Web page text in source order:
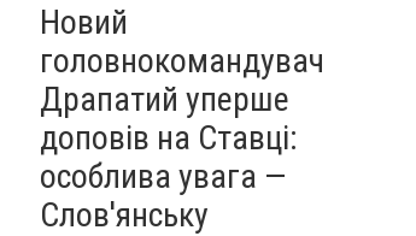
Новий
головнокомандувач
Драпатий уперше
доповів на Ставці:
особлива увага —
Слов'янську